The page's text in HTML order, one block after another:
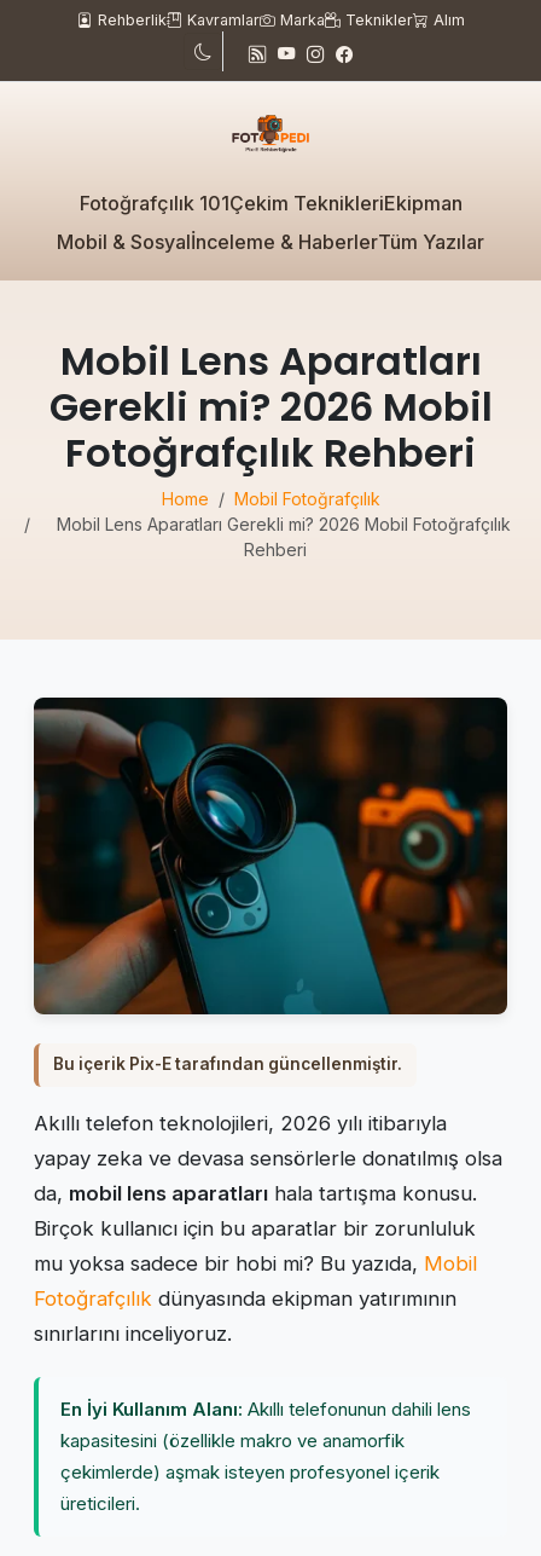
Rehberlik Kavramlar Marka Teknikler Alım
Fotoğrafçılık 101Çekim TeknikleriEkipman
Mobil & Sosyalİnceleme & HaberlerTüm Yazılar
Mobil Lens Aparatları
Gerekli mi? 2026 Mobil
Fotoğrafçılık Rehberi
Home
Mobil Fotoğrafçılık
Mobil Lens Aparatları Gerekli mi? 2026 Mobil Fotoğrafçılık
Rehberi
Bu içerik Pix-E tarafından güncellenmiştir.
Akıllı telefon teknolojileri, 2026 yılı itibarıyla
yapay zeka ve devasa sensörlerle donatılmış olsa
da, mobil lens aparatları hala tartışma konusu.
Birçok kullanıcı için bu aparatlar bir zorunluluk
mu yoksa sadece bir hobi mi? Bu yazıda, Mobil
Fotoğrafçılık dünyasında ekipman yatırımının
sınırlarını inceliyoruz.
En İyi Kullanım Alanı: Akıllı telefonunun dahili lens
kapasitesini (özellikle makro ve anamorfik
çekimlerde) aşmak isteyen profesyonel içerik
üreticileri.